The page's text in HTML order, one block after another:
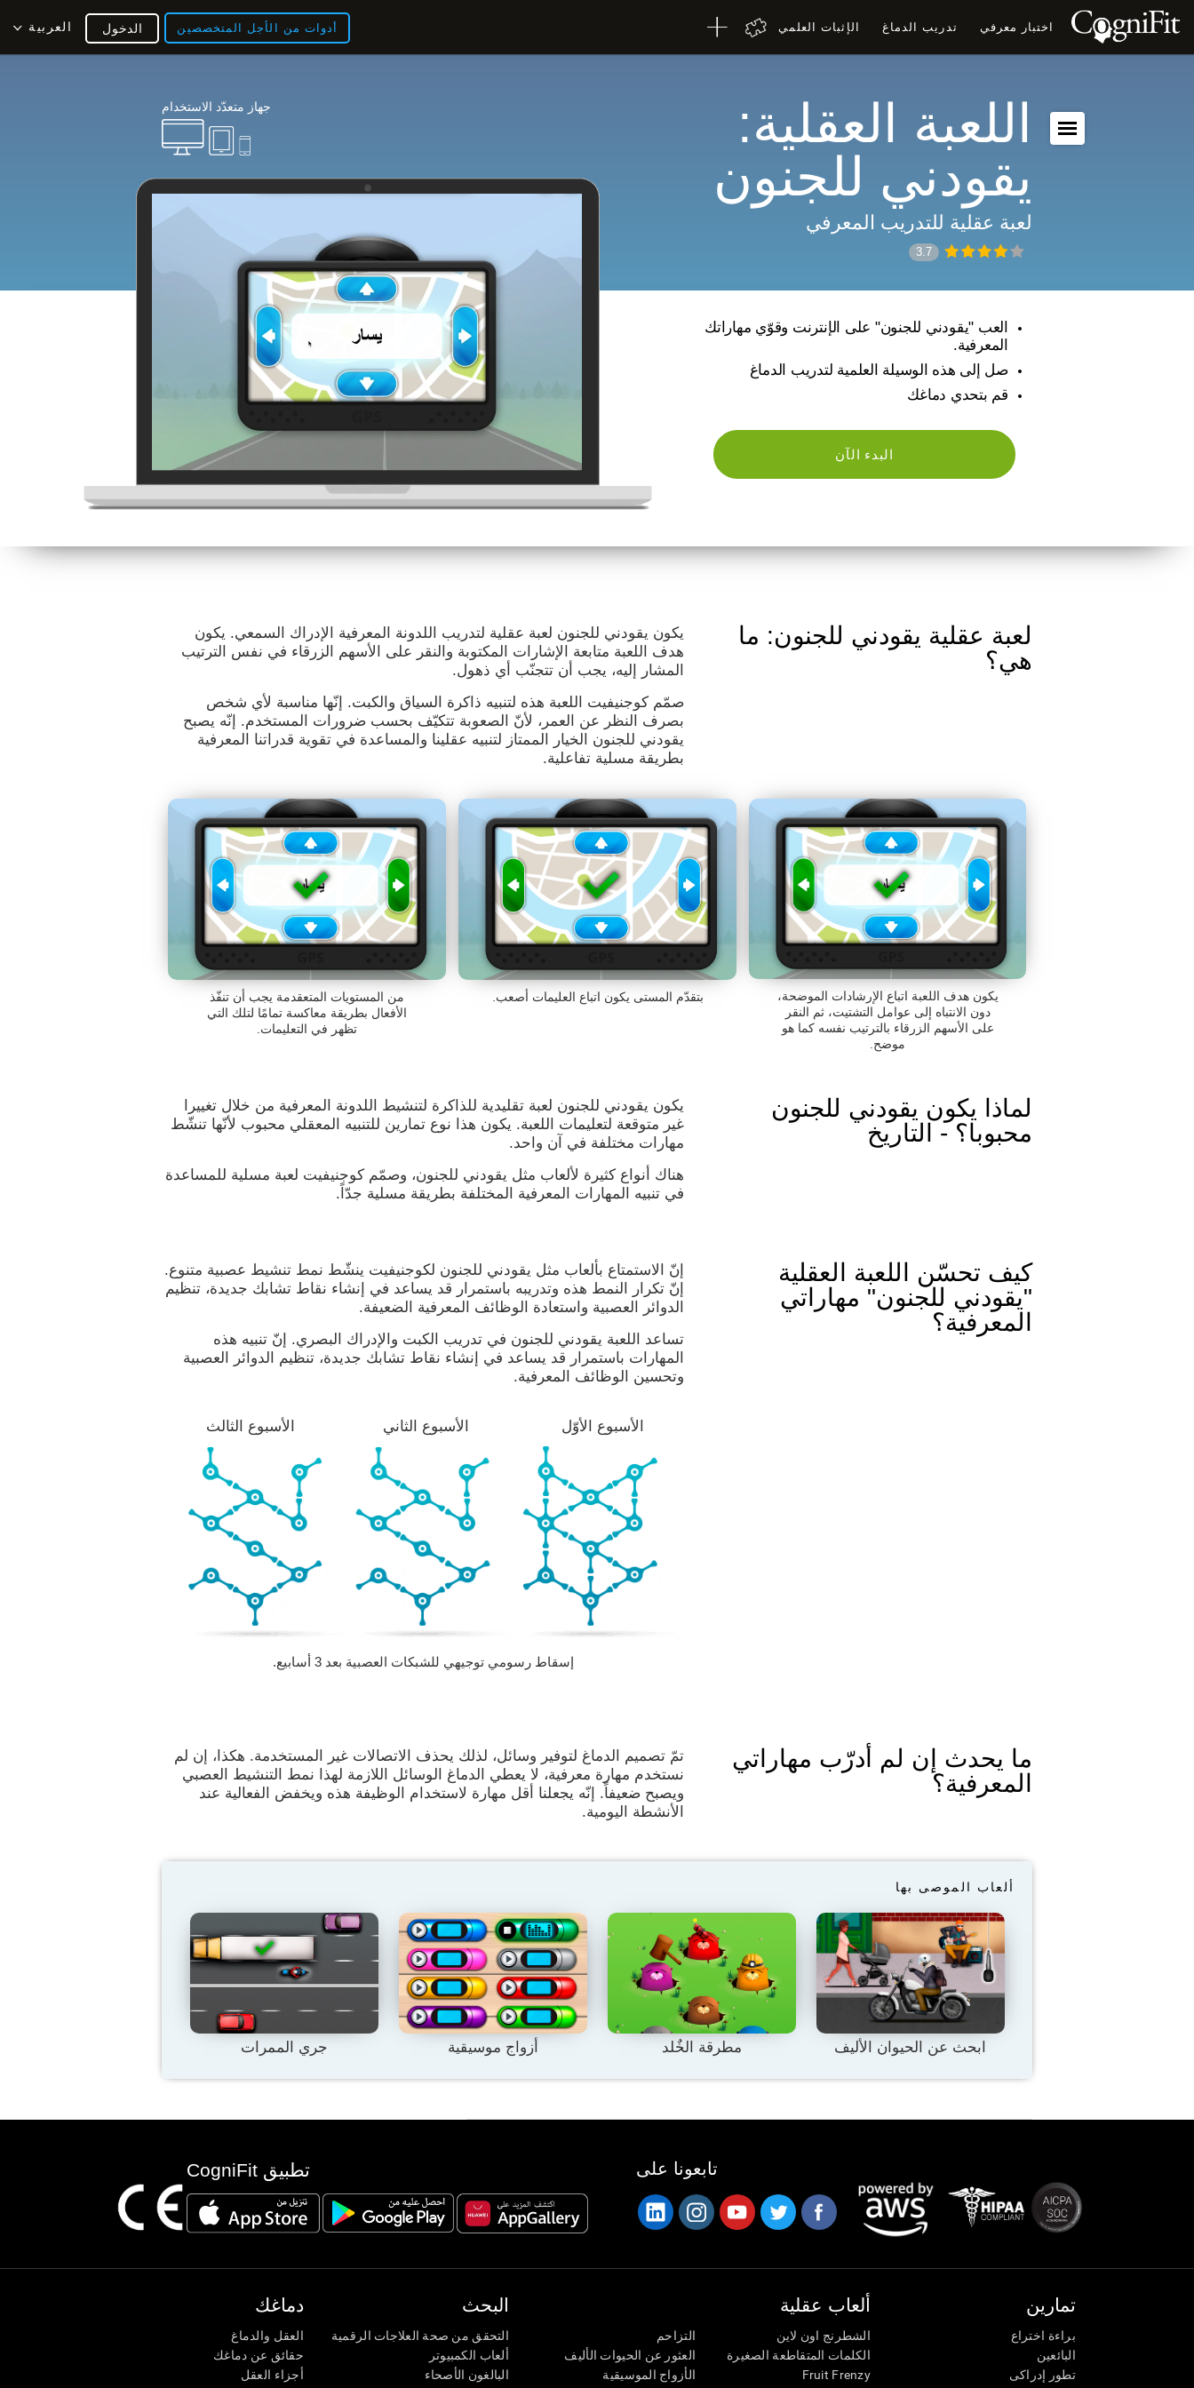
اختبار معرفي تدريب الدماغ الإثبات العلمي أدوات من الأجل المتخصصين العربية الدخول
جهاز متعدّد الاستخدام
اللعبة العقلية:
يقودني للجنون
لعبة عقلية للتدريب المعرفي
3.7
العب "يقودني للجنون" على الإنترنت وقوّي مهاراتك
المعرفية.
صل إلى هذه الوسيلة العلمية لتدريب الدماغ
قم بتحدي دماغك
البدء الآن
لعبة عقلية يقودني للجنون: ما
هي؟
يكون يقودني للجنون لعبة عقلية لتدريب اللدونة المعرفية الإدراك السمعي. يكون
هدف اللعبة متابعة الإشارات المكتوبة والنقر على الأسهم الزرقاء في نفس الترتيب
المشار إليه، يجب أن تتجنّب أي ذهول.
صمّم كوجنيفيت اللعبة هذه لتنبيه ذاكرة السياق والكبت. إنّها مناسبة لأي شخص
بصرف النظر عن العمر، لأنّ الصعوبة تتكيّف بحسب ضرورات المستخدم. إنّه يصبح
يقودني للجنون الخيار الممتاز لتنبيه عقلينا والمساعدة في تقوية قدراتنا المعرفية
بطريقة مسلية تفاعلية.
يكون هدف اللعبة اتباع الإرشادات الموضحة،
دون الانتباه إلى عوامل التشتيت، ثم النقر
على الأسهم الزرقاء بالترتيب نفسه كما هو
موضح.
بتقدّم المستى يكون اتباع العليمات أصعب.
من المستويات المتعقدمة يجب أن تنفّذ
الأفعال بطريقة معاكسة تمامًا لتلك التي
تظهر في التعليمات.
لماذا يكون يقودني للجنون
محبوبا؟ - التاريخ
يكون يقودني للجنون لعبة تقليدية للذاكرة لتنشيط اللدونة المعرفية من خلال تغييرا
غير متوقعة لتعليمات اللعبة. يكون هذا نوع تمارين للتنبيه المعقلي محبوب لأنّها تنشّط
مهارات مختلفة في آن واحد.
هناك أنواع كثيرة لألعاب مثل يقودني للجنون، وصمّم كوجنيفيت لعبة مسلية للمساعدة
في تنبيه المهارات المعرفية المختلفة بطريقة مسلية جدّاً.
كيف تحسّن اللعبة العقلية
"يقودني للجنون" مهاراتي
المعرفية؟
إنّ الاستمتاع بألعاب مثل يقودني للجنون لكوجنيفيت ينشّط نمط تنشيط عصبية متنوع.
إنّ تكرار النمط هذه وتدريبه باستمرار قد يساعد في إنشاء نقاط تشابك جديدة، تنظيم
الدوائر العصبية واستعادة الوظائف المعرفية الضعيفة.
تساعد اللعبة يقودني للجنون في تدريب الكبت والإدراك البصري. إنّ تنبيه هذه
المهارات باستمرار قد يساعد في إنشاء نقاط تشابك جديدة، تنظيم الدوائر العصبية
وتحسين الوظائف المعرفية.
الأسبوع الأوّل الأسبوع الثاني الأسبوع الثالث
إسقاط رسومي توجيهي للشبكات العصبية بعد 3 أسابيع.
ما يحدث إن لم أدرّب مهاراتي
المعرفية؟
تمّ تصميم الدماغ لتوفير وسائل، لذلك يحذف الاتصالات غير المستخدمة. هكذا، إن لم
نستخدم مهارة معرفية، لا يعطي الدماغ الوسائل اللازمة لهذا نمط التنشيط العصبي
ويصبح ضعيفاً. إنّه يجعلنا أقل مهارة لاستخدام الوظيفة هذه ويخفض الفعالية عند
الأنشطة اليومية.
ألعاب الموصى بها
ابحث عن الحيوان الأليف مطرقة الخٌلد أزواج موسيقية جري الممرات
تطبيق CogniFit تابعونا على
دماغك
العقل والدماغ
حقائق عن دماغك
أجزاء العقل
البحث
التحقق من صحة العلاجات الرقمية
ألعاب الكمبيوتر
البالغون الأصحاء
ألعاب عقلية
الشطرنج اون لاين
الكلمات المتقاطعة الصغيرة
Fruit Frenzy
التزاحم
العثور عن الحيوات الأليف
الأزواج الموسيقية
تمارين
براءة اختراع
البائعين
تطور إدراكى